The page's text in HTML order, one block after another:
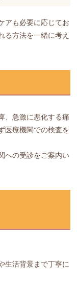
アも必要に応じてお
る方法を一緒に考え
、急激に悪化する痛
医療機関での検査を
への受診をご案内い
生活背景まで丁寧に